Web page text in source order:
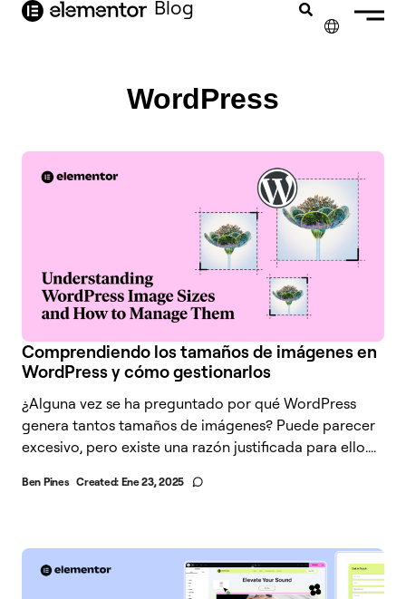
contenido Blog
NEDERLANDS
DEUTSCH
PORTUGUÊS
ITALIANO
WordPress
Comprendiendo los tamaños de imágenes en
WordPress y cómo gestionarlos
¿Alguna vez se ha preguntado por qué WordPress
genera tantos tamaños de imágenes? Puede parecer
excesivo, pero existe una razón justificada para ello....
Ben Pines Created: Ene 23, 2025